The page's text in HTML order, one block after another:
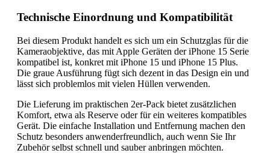
Technische Einordnung und Kompatibilität
Bei diesem Produkt handelt es sich um ein Schutzglas für die
Kameraobjektive, das mit Apple Geräten der iPhone 15 Serie
kompatibel ist, konkret mit iPhone 15 und iPhone 15 Plus.
Die graue Ausführung fügt sich dezent in das Design ein und
lässt sich problemlos mit vielen Hüllen verwenden.
Die Lieferung im praktischen 2er-Pack bietet zusätzlichen
Komfort, etwa als Reserve oder für ein weiteres kompatibles
Gerät. Die einfache Installation und Entfernung machen den
Schutz besonders anwenderfreundlich, auch wenn Sie Ihr
Zubehör selbst schnell und sauber anbringen möchten.